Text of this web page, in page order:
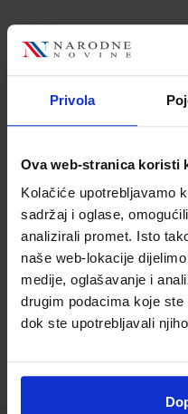
Privola
Ova web-stranica koristi
Kolačiće upotrebljavamo
sadržaj i oglase,
analizirali promet. Isto
naše web-lokacije
medije, oglašavanje i
drugim podacima koje
dok ste upotrebljavali
srednju školu
Autor(i):Ante Birin
Samarin
Nakladnik:ALFA d.d.
ministarstva: